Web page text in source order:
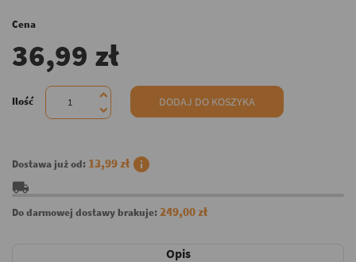
Cena
36,99 zł
Ilość DODAJ DO KOSZYKA
Dostawa już od: 13,99 zł info
local_shipping
Do darmowej dostawy brakuje:249,00 zł
Opis